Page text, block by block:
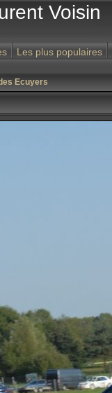
Voisin
Les plus populaires
Ecuyers